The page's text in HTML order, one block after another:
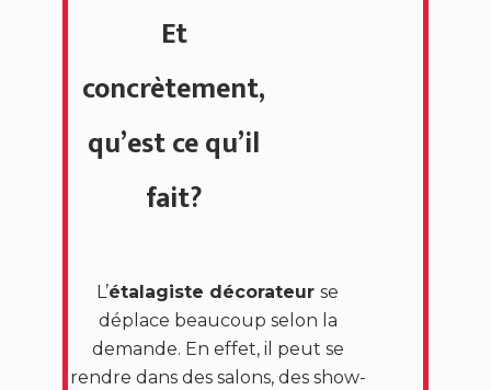
Et
concrètement,
qu’est ce qu’il
fait?
L’étalagiste décorateurse
déplace beaucoup selon la
demande. En effet, il peut se
rendre dans des salons, des show-